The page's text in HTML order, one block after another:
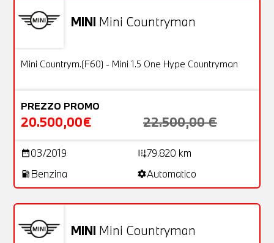
MINI Mini Countryman
OFFERTA
Mini Countrym.(F60) - Mini 1.5 One Hype Countryman
PREZZO PROMO
20.500,00€ 22.500,00 €
date_range03/2019 add_road79.820 km
local_gas_station Benzina settingsAutomatico
MINI Mini Countryman